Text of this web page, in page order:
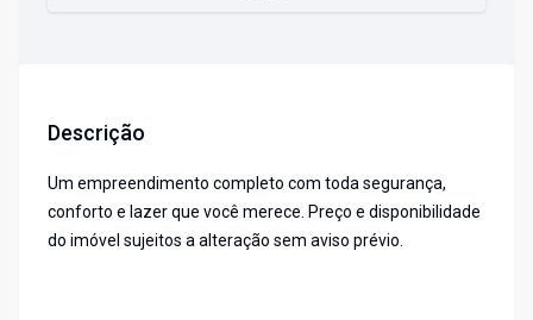
Descrição
Um empreendimento completo com toda segurança,
conforto e lazer que você merece. Preço e disponibilidade
do imóvel sujeitos a alteração sem aviso prévio.